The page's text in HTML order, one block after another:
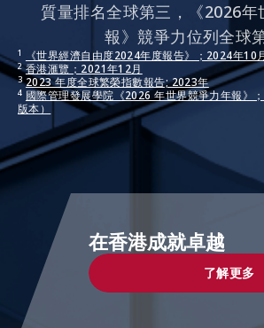
質量排名全球第三，《2026年
報》競爭力位列全球
1 《世界經濟自由度2024年度報告》；2024年10
2 香港滙覽；2021年12月
3 2023 年度全球繁榮指數報告; 2023年
4 國際管理發展學院《2026 年世界競爭力年報》
版本）
在香港成就卓越
了解更多
了解更多